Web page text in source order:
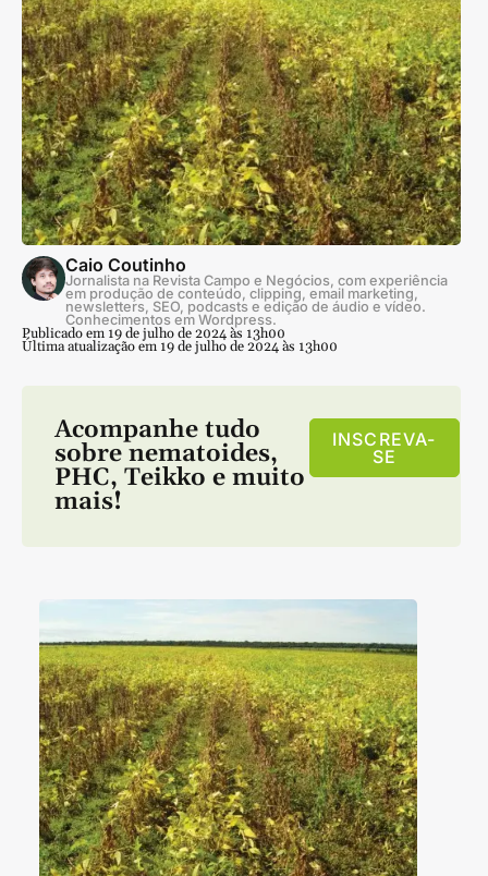
Caio Coutinho
Jornalista na Revista Campo e Negócios, com experiência
em produção de conteúdo, clipping, email marketing,
newsletters, SEO, podcasts e edição de áudio e vídeo.
Conhecimentos em Wordpress.
Publicado em 19 de julho de 2024 às 13h00
Última atualização em 19 de julho de 2024 às 13h00
Acompanhe tudo
sobre nematoides,
PHC, Teikko e muito
mais!
INSCREVA-
SE